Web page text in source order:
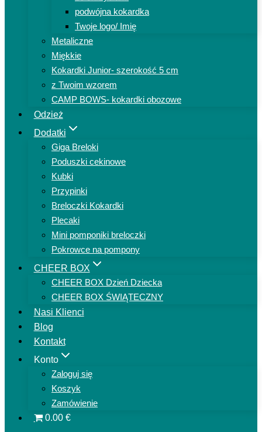
podwójna kokardka
Twoje logo/ Imię
Metaliczne
Miękkie
Kokardki Junior- szerokość 5 cm
z Twoim wzorem
CAMP BOWS- kokardki obozowe
Odzież
Dodatki
Giga Breloki
Poduszki cekinowe
Kubki
Przypinki
Breloczki Kokardki
Plecaki
Mini pomponiki breloczki
Pokrowce na pompony
CHEER BOX
CHEER BOX Dzień Dziecka
CHEER BOX ŚWIĄTECZNY
Nasi Klienci
Blog
Kontakt
Konto
Zaloguj się
Koszyk
Zamówienie
0.00 €